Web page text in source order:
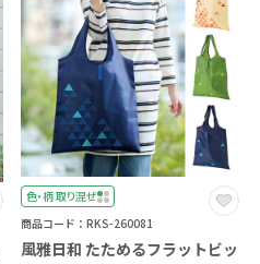
色・柄 取り混ぜ
商品コード：RKS-260081
風雅日和 たためるフラットビッ